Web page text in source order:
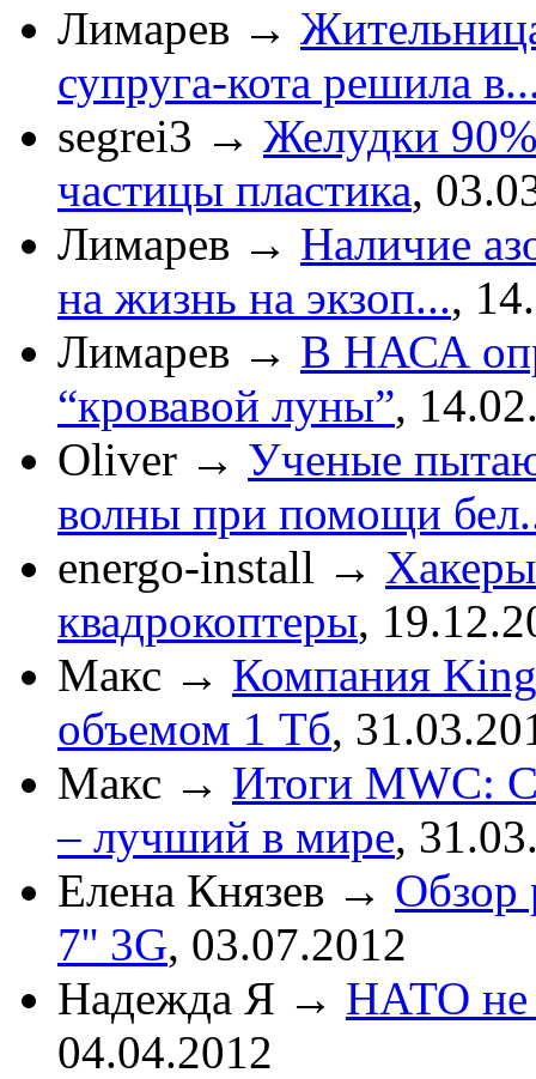
Лимарев →
супруга-кота решила
segrei3 → Желудки
частицы пластика,
Лимарев → Наличие
на жизнь на экзоп...,
Лимарев → В НАСА
“кровавой луны”,
Oliver → Ученые
волны при помощи
energo-install →
квадрокоптеры,
Макс → Компания
объемом 1 Тб,
Макс → Итоги MWC:
– лучший в мире,
Елена Князев → Обзор
7'' 3G, 03.07.2012
Надежда Я → НАТО не
04.04.2012